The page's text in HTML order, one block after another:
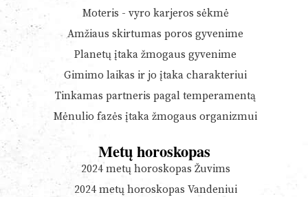
Moteris - vyro karjeros sėkmė
Amžiaus skirtumas poros gyvenime
Planetų įtaka žmogaus gyvenime
Gimimo laikas ir jo įtaka charakteriui
Tinkamas partneris pagal temperamentą
Mėnulio fazės įtaka žmogaus organizmui
Metų horoskopas
2024 metų horoskopas Žuvims
2024 metų horoskopas Vandeniui